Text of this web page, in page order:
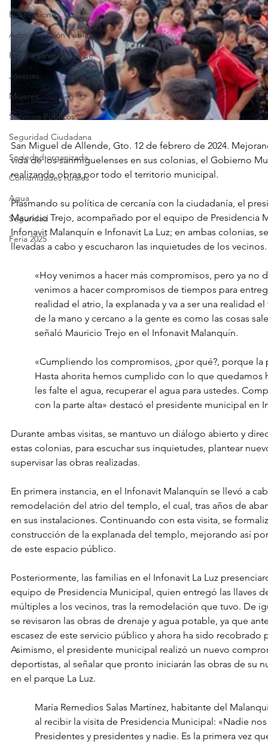
Publicaciones
Administración Pública
Familia sanmiguelense
Jóvenes
Mujeres
Servicios Públicos
Seguridad Ciudadana
Sociedad organizada
Comunidades rurales
Agua
Seguridad
Feria 2025
San Miguel de Allende, Gto. 12 de febrero de 2024.
vida de los sanmiguelenses en sus colonias, el Gobierno
realizando obras por todo el territorio municipal.
Plasmando su política de cercanía con la ciudadanía, el
Mauricio Trejo, acompañado por el equipo de Presidencia
Infonavit Malanquín e Infonavit La Luz; en ambas colonias,
llevadas a cabo y escucharon las inquietudes de los vecinos.
«Hoy venimos a hacer más compromisos, pero ya no
venimos a hacer compromisos de tiempos para
realidad el atrio, la explanada y va a ser una realidad
de la mano y cercano a la gente es como las cosas
señaló Mauricio Trejo en el Infonavit Malanquín.
«Cumpliendo los compromisos, ¿por qué?, porque la
Hasta ahorita hemos cumplido con lo que quedamos
les falte el agua, recuperar el agua para ustedes.
con la parte alta» destacó el presidente municipal en
Durante ambas visitas, se mantuvo un diálogo abierto y
estas colonias, para escuchar sus inquietudes, plantear
supervisar las obras realizadas.
En primera instancia, en el Infonavit Malanquín se llevó a
remodelación del atrio del templo, el cual, tras años de
en sus instalaciones. Continuando con esta visita, se
construcción de la explanada del templo, mejorando así
de este espacio público.
Posteriormente, las familias en el Infonavit La Luz
equipo de Presidencia Municipal, quien entregó las llaves
múltiples a los vecinos, tras la remodelación que tuvo. De
se revisaron las obras de drenaje y agua potable, ya que
escasez de este servicio público y ahora ha sido
Asimismo, el presidente municipal realizó un nuevo
deportistas, al señalar que pronto iniciarán las obras de su
en el parque La Luz.
María Remedios Salas Martínez, habitante del
al recibir la visita de Presidencia Municipal: «Nadie
Presidentes y presidentes y nadie. Es la primera vez